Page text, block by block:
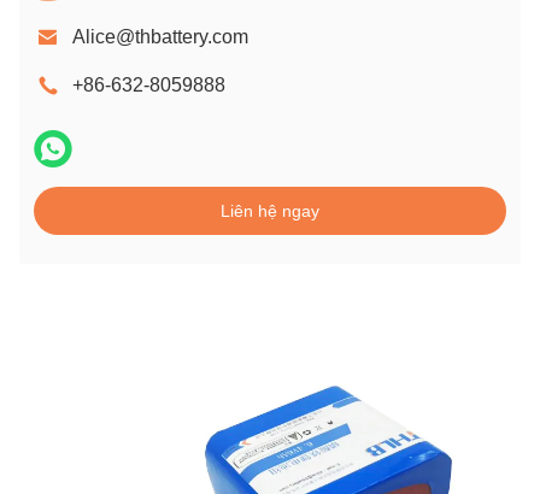
Alice@thbattery.com
+86-632-8059888
Liên hệ ngay